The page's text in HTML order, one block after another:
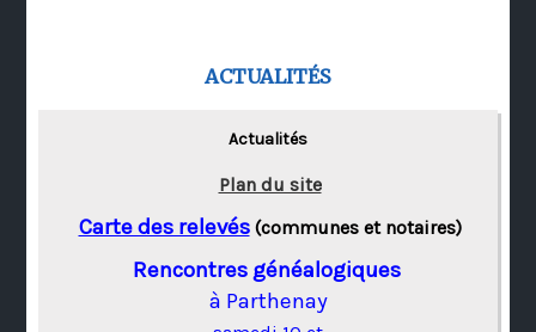
ACTUALITÉS
Actualités
Plan du site
Carte des relevés(communes et notaires)
Rencontres généalogiques
à Parthenay